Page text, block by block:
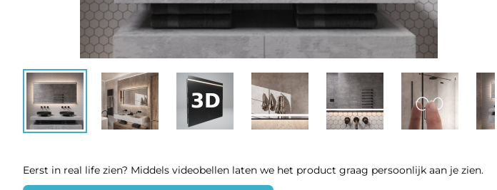
Eerst in real life zien? Middels videobellen laten we het product graag persoonlijk aan je zien.